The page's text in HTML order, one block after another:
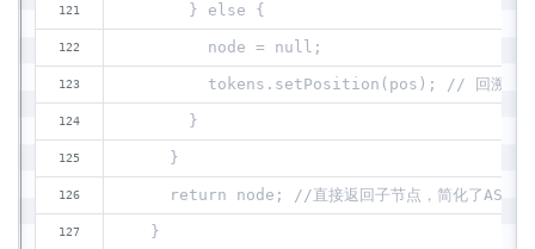
      } else {
        node = null;
        tokens.setPosition(pos); // 回溯
      }
    }
    return node; //直接返回子节点，简化了AST。
  }